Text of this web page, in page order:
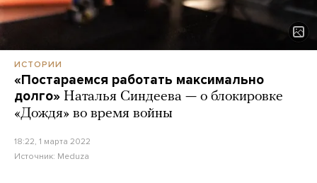
ИСТОРИИ
«Постараемся работать максимально
долго» Наталья Синдеева — о блокировке
«Дождя» во время войны
18:22, 1 марта 2022
Источник: Meduza